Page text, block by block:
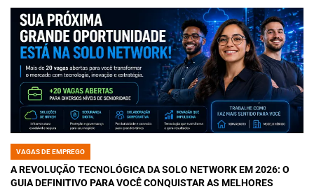
POSTED
IN
VAGAS DE EMPREGO
A REVOLUÇÃO TECNOLÓGICA DA SOLO NETWORK EM 2026: O
GUIA DEFINITIVO PARA VOCÊ CONQUISTAR AS MELHORES